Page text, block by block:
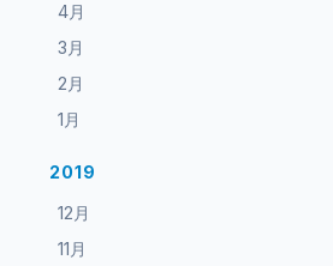
4月
3月
2月
1月
2019
12月
11月